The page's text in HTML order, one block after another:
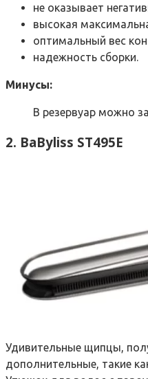
не оказывает
высокая
оптимальный вес
надежность сборки.
Минусы:
В резервуар можно
2. BaByliss ST495E
Удивительные щипцы,
дополнительные, такие